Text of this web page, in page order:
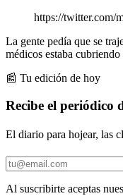
https://twitter.com/
La gente pedía que se
médicos estaba
📰 Tu edición de hoy
Recibe el periódico
El diario para hojear, las
Al suscribirte aceptas